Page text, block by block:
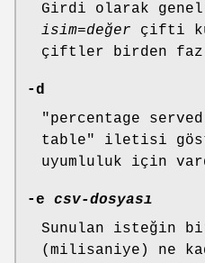
Girdi olarak
isim=değer çifti
çiftler birden
-d
"percentage
table" iletisi
uyumluluk için
-e
csv-dosyası
Sunulan isteğin
(milisaniye) ne